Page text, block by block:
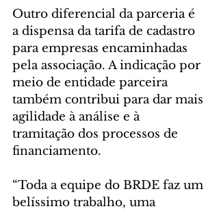
Outro diferencial da parceria é
a dispensa da tarifa de cadastro
para empresas encaminhadas
pela associação. A indicação por
meio de entidade parceira
também contribui para dar mais
agilidade à análise e à
tramitação dos processos de
financiamento.
“Toda a equipe do BRDE faz um
belíssimo trabalho, uma